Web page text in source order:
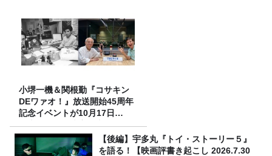
小堺一機＆関根勤『コサキン
DEワァオ！』放送開始45周年
記念イベントが10月17日
（土）に開催決定！本日より
FC先行受付スタート！【後編】宇多丸『トイ・ストーリー５』
を語る！【映画評書き起こし 2026.7.30